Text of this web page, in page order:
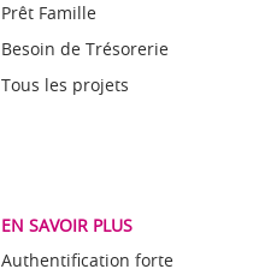
Prêt Famille
Besoin de Trésorerie
Tous les projets
EN SAVOIR PLUS
Authentification forte